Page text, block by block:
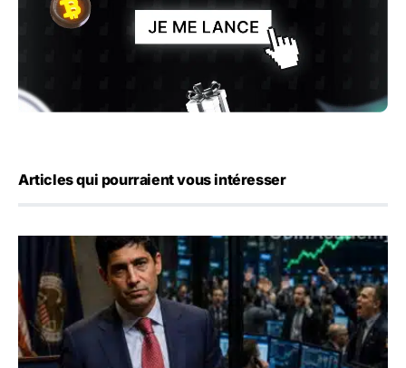
Articles qui pourraient vous intéresser
Emploi américain : 23 000 postes détruits en juillet, les